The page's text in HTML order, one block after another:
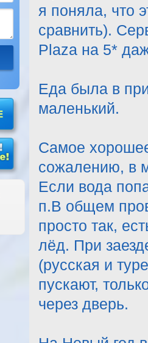
я поняла, что
сравнить).
Plaza на 5*
Еда была в
маленький.
Самое
сожалению, в
Если вода
п.В общем
просто так,
лёд. При
(русская и
пускают,
через дверь.